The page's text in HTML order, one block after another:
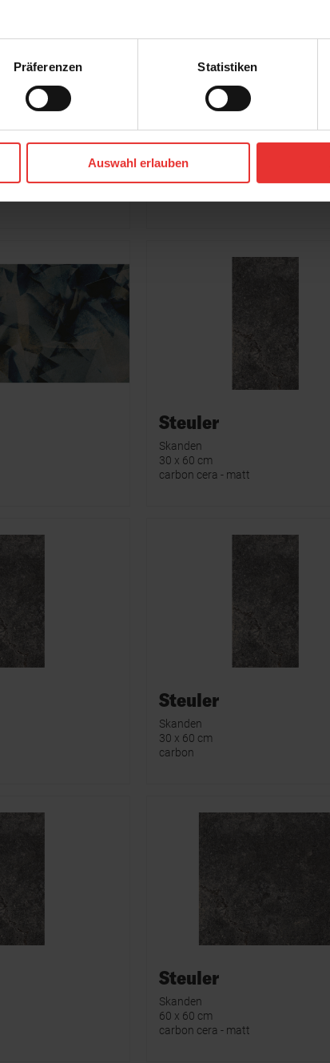
Präferenzen Statistiken
Auswahl erlauben
Steuler
Skanden
120 x 120 cm
Steuler
Skanden
30 x 60 cm
carbon cera - matt
Steuler
Skanden
30 x 60 cm
carbon
Steuler
Skanden
60 x 60 cm
carbon cera - matt